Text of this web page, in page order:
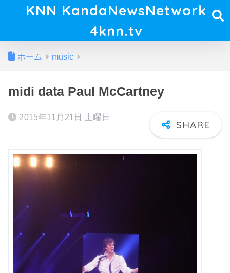
KNN KandaNewsNetwork
4knn.tv
ホーム music
midi data Paul McCartney
2015年11月21日 土曜日